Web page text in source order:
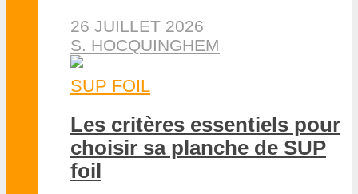
26 JUILLET 2026
S. HOCQUINGHEM
SUP FOIL
Les critères essentiels pour
choisir sa planche de SUP
foil